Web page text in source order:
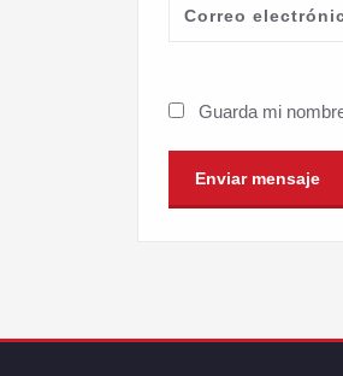
Guarda mi